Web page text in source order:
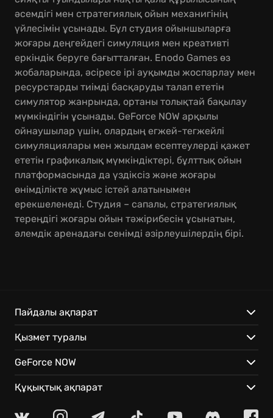
әсемдігі мен стратегиялық ойын механигінің
үйлесімін ұсынады. Бұл студия ойыншыларға
жоғары деңгейдегі симуляция мен креативті
еркіндік беруге бағытталған. Enodo Games өз
жобаларында, әсіресе ірі ауқымды жоспарлау мен
ресурстарды тиімді басқаруды талап ететін
симулятор жанрында, ортаны толықтай бақылау
мүмкіндігін ұсынады. GeForce NOW арқылы
ойнаушылар үшін, олардың егжей-тегжейлі
симуляциялары мен жылдам есептеулерді қажет
ететін графикалық мүмкіндіктері, бұлттық ойын
платформасында да үздіксіз және жоғары
өнімділікте жұмыс істей алатынымен
ерекшеленеді. Студия – сапалы, стратегиялық
тереңдігі жоғары ойын тәжірибесін ұсынатын,
әлемдік аренадағы сенімді әзірлеушілердің бірі.
Пайдалы ақпарат
Қызмет туралы
GeForce NOW
Құқықтық ақпарат